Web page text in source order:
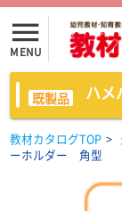
menu
MENU
既製品 ハ
教材カタログTOP >
ーホルダー 角型